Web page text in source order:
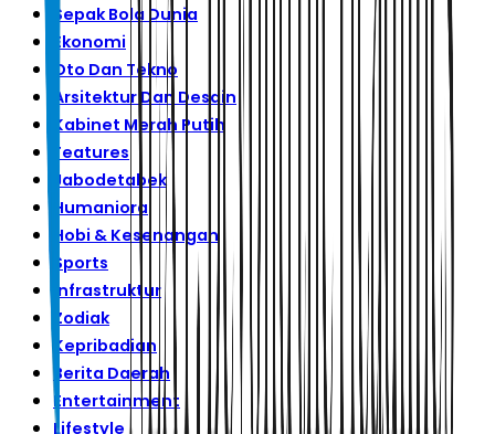
Sepak Bola Dunia
Ekonomi
Oto Dan Tekno
Arsitektur Dan Desain
Kabinet Merah Putih
Features
Jabodetabek
Humaniora
Hobi & Kesenangan
Sports
Infrastruktur
Zodiak
Kepribadian
Berita Daerah
Entertainment
Lifestyle